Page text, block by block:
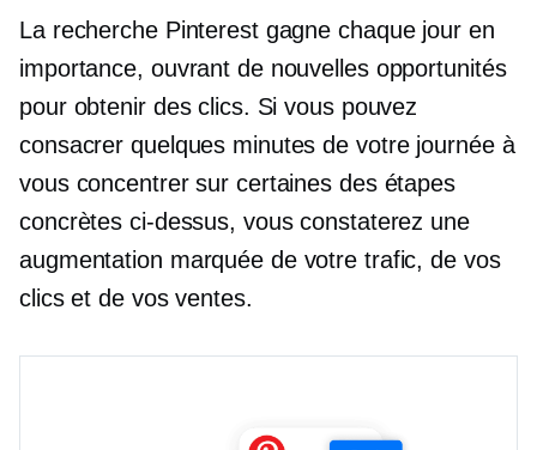
La recherche Pinterest gagne chaque jour en
importance, ouvrant de nouvelles opportunités
pour obtenir des clics. Si vous pouvez
consacrer quelques minutes de votre journée à
vous concentrer sur certaines des étapes
concrètes ci-dessus, vous constaterez une
augmentation marquée de votre trafic, de vos
clics et de vos ventes.